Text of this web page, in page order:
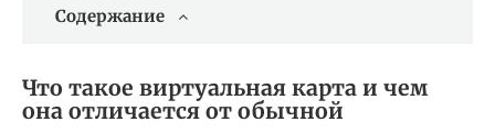
Содержание
Что такое виртуальная карта и чем
она отличается от обычной